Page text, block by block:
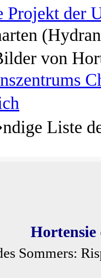
Projekt
von
Liste
Hortensie
Sommers: